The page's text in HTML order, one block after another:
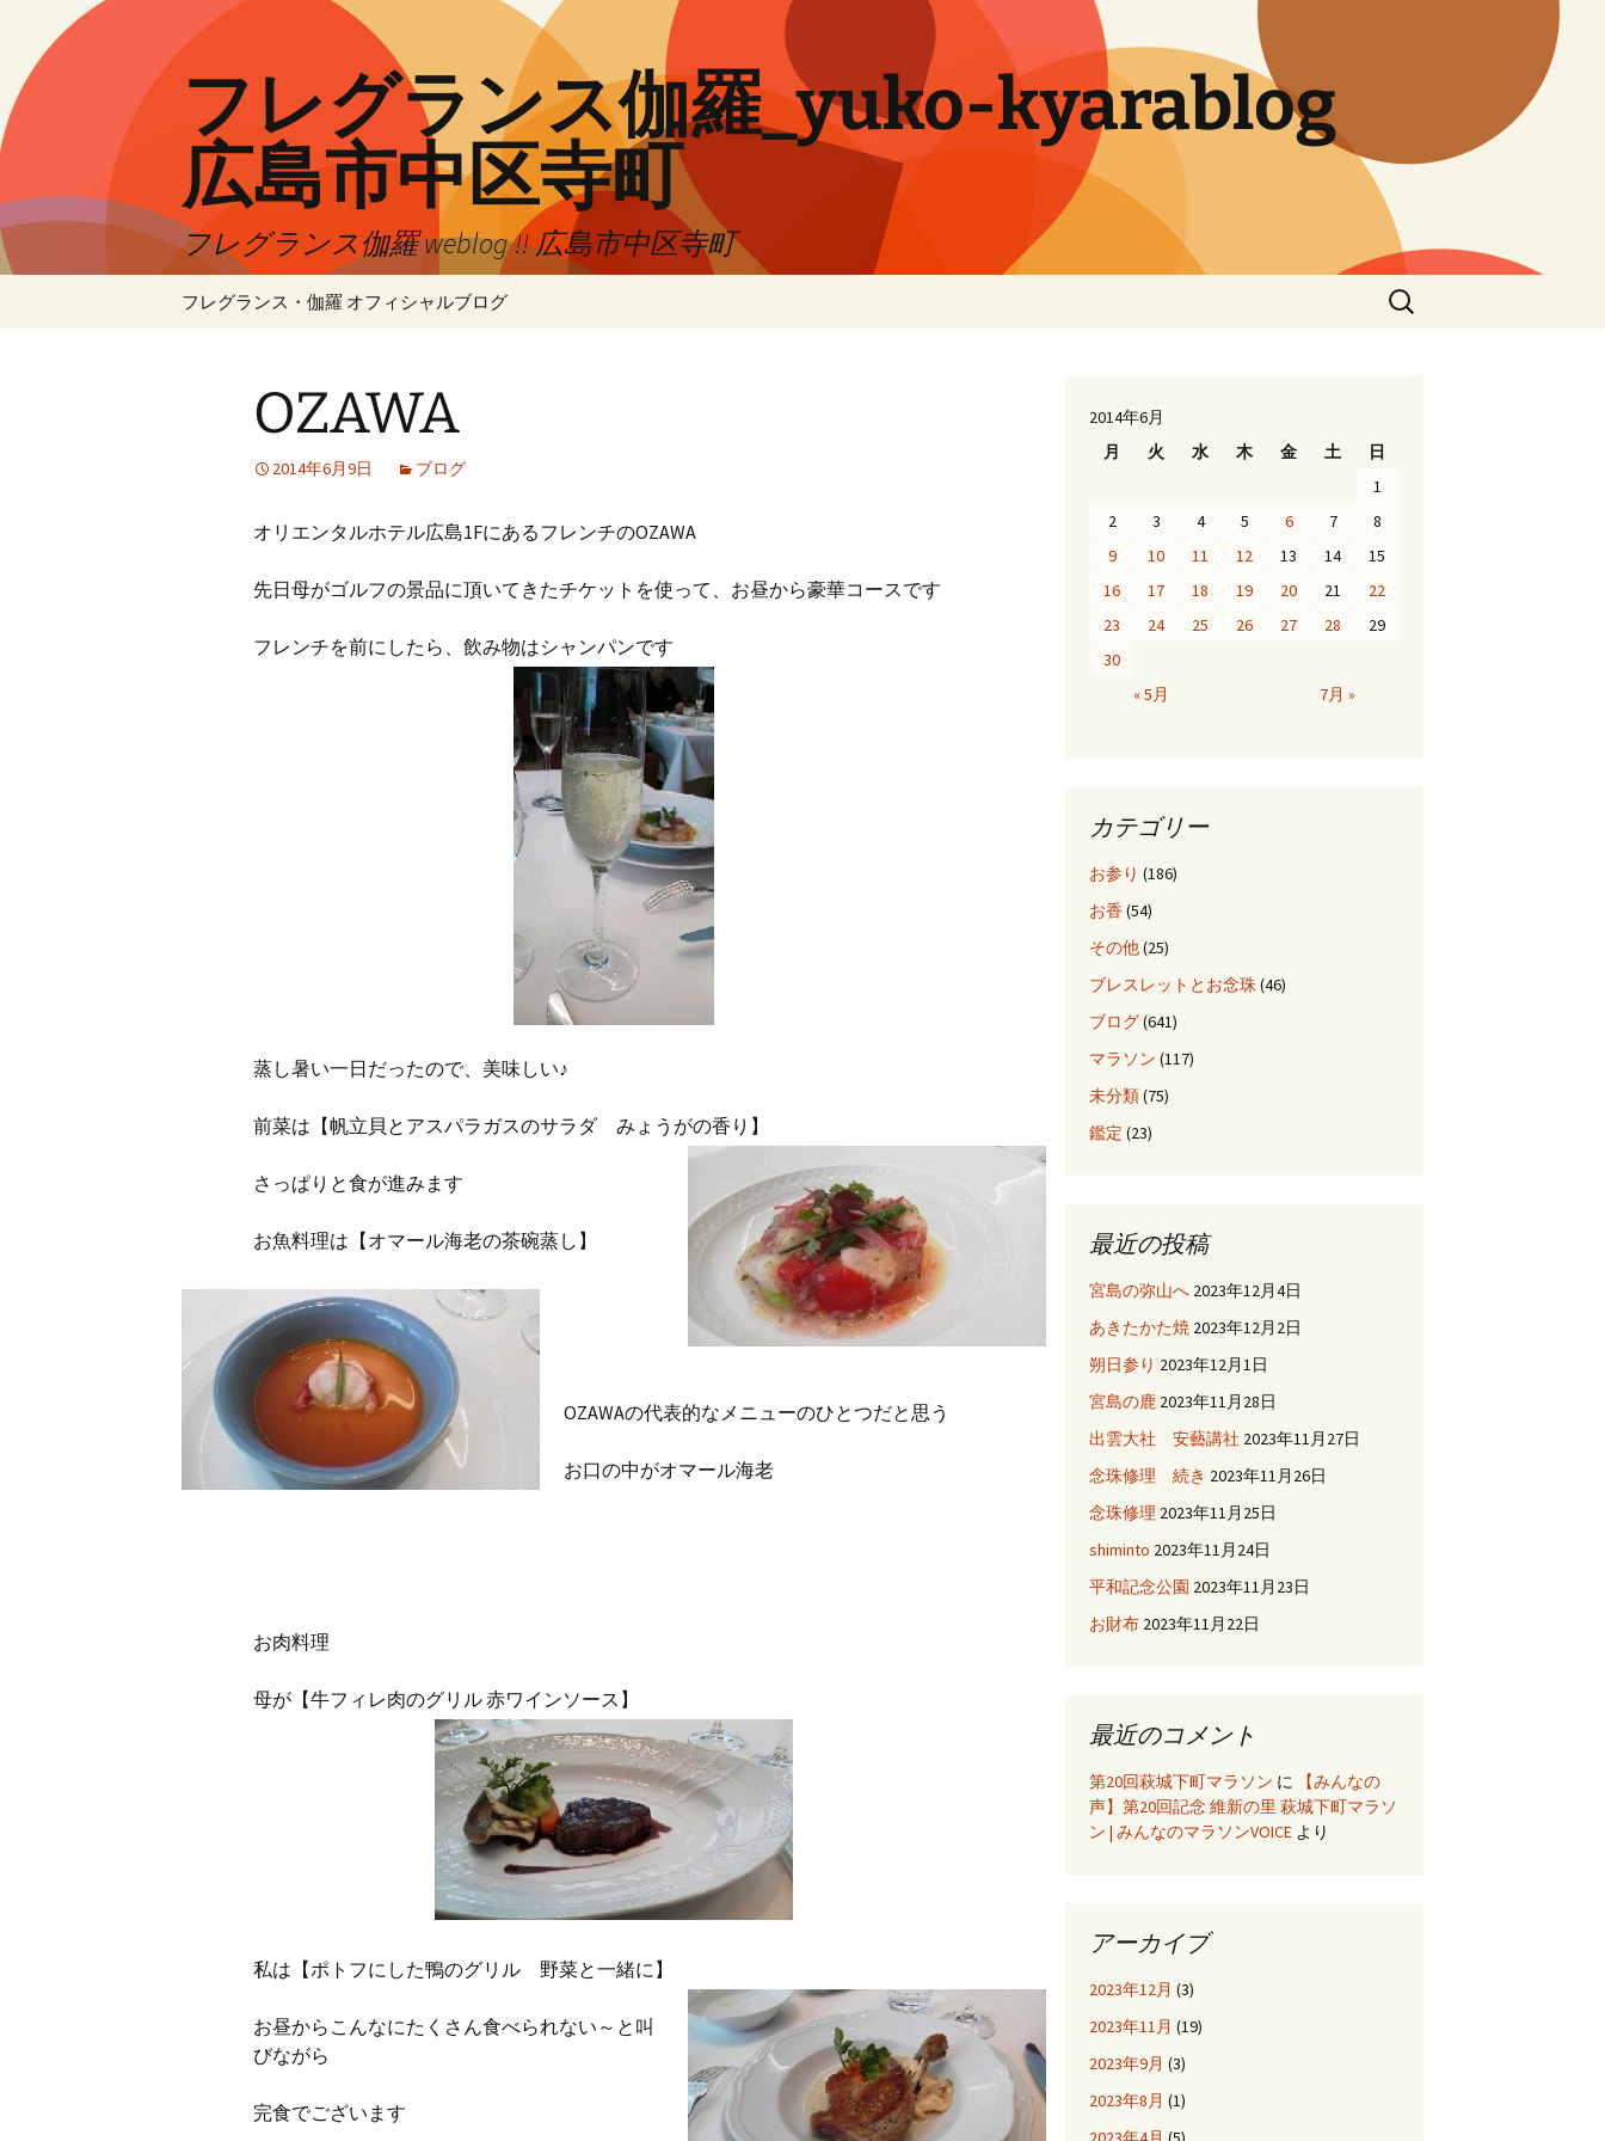
ン
ツ
へ
ッ
プ
フレグランス伽羅_yuko-kyarablog
広島市中区寺町
フレグランス伽羅 weblog !! 広島市中区寺町
フレグランス・伽羅 オフィシャルブログ
検
索:
OZAWA
2014年6月9日 ブログ
オリエンタルホテル広島1FにあるフレンチのOZAWA
先日母がゴルフの景品に頂いてきたチケットを使って、お昼から豪華コースです
フレンチを前にしたら、飲み物はシャンパンです
蒸し暑い一日だったので、美味しい♪
前菜は【帆立貝とアスパラガスのサラダ みょうがの香り】
さっぱりと食が進みます
お魚料理は【オマール海老の茶碗蒸し】
OZAWAの代表的なメニューのひとつだと思う
お口の中がオマール海老
お肉料理
母が【牛フィレ肉のグリル 赤ワインソース】
私は【ポトフにした鴨のグリル 野菜と一緒に】
お昼からこんなにたくさん食べられない～と叫
びながら
完食でございます
2014年6月
月
火 水 木 金 土
日
1
2
3 4 5 6 7
8
9
10 11 12 13 14
15
16
17 18 19 20 21
22
23
24 25 26 27 28
29
30
« 5月
7月 »
カテゴリー
お参り (186)
お香(54)
その他(25)
ブレスレットとお念珠(46)
ブログ(641)
マラソン (117)
未分類(75)
鑑定 (23)
最近の投稿
宮島の弥山へ 2023年12月4日
あきたかた焼 2023年12月2日
朔日参り 2023年12月1日
宮島の鹿 2023年11月28日
出雲大社 安藝講社 2023年11月27日
念珠修理 続き 2023年11月26日
念珠修理 2023年11月25日
shiminto 2023年11月24日
平和記念公園 2023年11月23日
お財布 2023年11月22日
最近のコメント
第20回萩城下町マラソン に
【みんなの
声】第20回記念 維新の里 萩城下町マラソ
ン | みんなのマラソンVOICE より
アーカイブ
2023年12月 (3)
2023年11月 (19)
2023年9月 (3)
2023年8月 (1)